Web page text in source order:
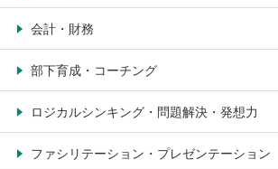
会計・財務
部下育成・コーチング
ロジカルシンキング・問題解決・発想力
ファシリテーション・プレゼンテーション